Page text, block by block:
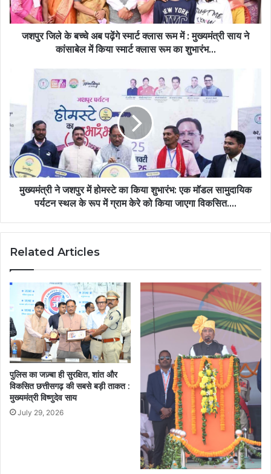
क्लास
रूम
में
किया
क्लास
रूम
का
शुभारंभ…
जशपुर जिले के बच्चे अब पढ़ेंगे स्मार्ट क्लास रूम में : मुख्यमंत्री साय ने
कांसाबेल में किया स्मार्ट क्लास रूम का शुभारंभ…
में
होमस्टे
किया
शुभारंभ:
एक
मॉडल
सामुदायिक
रूप
किया
जाएगा
विकसित….
मुख्यमंत्री ने जशपुर में होमस्टे का किया शुभारंभ: एक मॉडल सामुदायिक
पर्यटन स्थल के रूप में ग्राम केरे को किया जाएगा विकसित….
Related Articles
पुलिस का जज़्बा ही सुरक्षित, शांत और
विकसित छत्तीसगढ़ की सबसे बड़ी ताकत :
मुख्यमंत्री विष्णुदेव साय
July 29, 2026